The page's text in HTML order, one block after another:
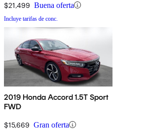
$21,499 Buena oferta
Incluye tarifas de conc.
2019 Honda Accord 1.5T Sport
FWD
$15,669 Gran oferta